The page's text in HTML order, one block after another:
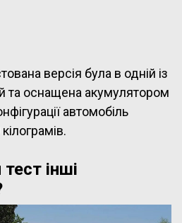
версія була в одній із
та оснащена акумулятором
автомобіль
інші